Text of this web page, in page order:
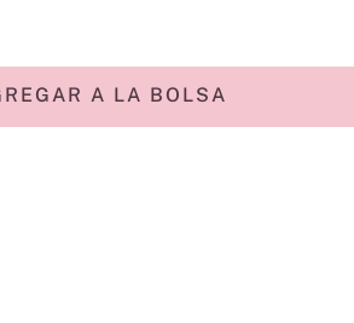
A LA BOLSA